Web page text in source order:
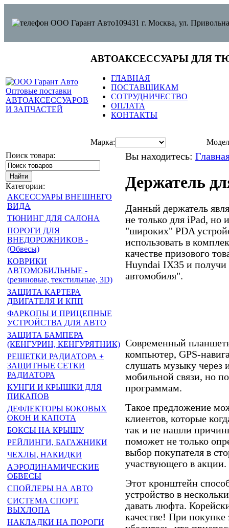
109431 г. Москва, ул.
АВТОАКСЕССУАРЫ ДЛЯ
ГЛАВНАЯ
ПОСТАВЩИКАМ
СОТРУДНИЧЕСТВО
ОПЛАТА
КОНТАКТЫ
Марка:
Поиск товара:
Категории:
АКСЕССУАРЫ ВНЕШНЕГО
ВИДА
ТЮНИНГ ДЛЯ САЛОНА
ПОРОГИ ДЛЯ
ВНЕДОРОЖНИКОВ -
(Обвесы)
КОВРИКИ
АВТОМОБИЛЬНЫЕ -
(резиновые, текстильные, 3D)
ЗАЩИТА КАРТЕРА
ДВИГАТЕЛЯ И КПП
ФАРКОПЫ И ПРИЦЕПНЫЕ
УСТРОЙСТВА ДЛЯ АВТО
ЗАЩИТА БАМПЕРА
(КЕНГУРИН, КЕНГУРЯТНИК)
РЕШЕТКИ РАДИАТОРА +
ЗАЩИТНЫЕ СЕТКИ
РАДИАТОРА
КУНГИ И КРЫШКИ ДЛЯ
ПИКАПОВ
ДЕФЛЕКТОРЫ БОКОВЫХ
ОКОН И КАПОТА
БОКСЫ НА КРЫШУ
РЕЙЛИНГИ, БАГАЖНИКИ
ЧЕХЛЫ, НАКИДКИ
АЭРОДИНАМИЧЕСКИЕ
ОБВЕСЫ
СПОЙЛЕРЫ НА АВТО
СИСТЕМА СПОРТ.
ВЫХЛОПА
НАКЛАДКИ НА ПОРОГИ
Вы находитесь:
Держатель
Данный держатель
не только для iPad, но
"широких" PDA
использовать в
качестве призового
Huyndai IX35 и получи
автомобиля".
Современный
компьютер, GPS-
слушать музыку через
мобильной связи, но
программам.
Такое предложение
клиентов, которые
так и не нашли
поможет не только
выбор покупателя в
участвующего в акции.
Этот кронштейн
устройство в
давать люфта.
качестве! При покупке